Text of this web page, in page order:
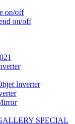
on/off
on/off
Inverter
SPECIAL